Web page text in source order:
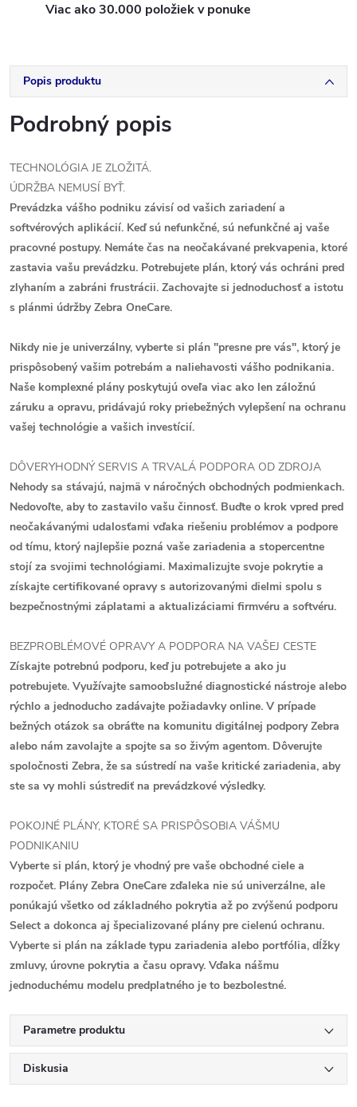
Viac ako 30.000 položiek v ponuke
Popis produktu
Podrobný popis
TECHNOLÓGIA JE ZLOŽITÁ.
ÚDRŽBA NEMUSÍ BYŤ.
Prevádzka vášho podniku závisí od vašich zariadení a
softvérových aplikácií. Keď sú nefunkčné, sú nefunkčné aj vaše
pracovné postupy. Nemáte čas na neočakávané prekvapenia, ktoré
zastavia vašu prevádzku. Potrebujete plán, ktorý vás ochráni pred
zlyhaním a zabráni frustrácii. Zachovajte si jednoduchosť a istotu
s plánmi údržby Zebra OneCare.
Nikdy nie je univerzálny, vyberte si plán "presne pre vás", ktorý je
prispôsobený vašim potrebám a naliehavosti vášho podnikania.
Naše komplexné plány poskytujú oveľa viac ako len záložnú
záruku a opravu, pridávajú roky priebežných vylepšení na ochranu
vašej technológie a vašich investícií.
DÔVERYHODNÝ SERVIS A TRVALÁ PODPORA OD ZDROJA
Nehody sa stávajú, najmä v náročných obchodných podmienkach.
Nedovoľte, aby to zastavilo vašu činnosť. Buďte o krok vpred pred
neočakávanými udalosťami vďaka riešeniu problémov a podpore
od tímu, ktorý najlepšie pozná vaše zariadenia a stopercentne
stojí za svojimi technológiami. Maximalizujte svoje pokrytie a
získajte certifikované opravy s autorizovanými dielmi spolu s
bezpečnostnými záplatami a aktualizáciami firmvéru a softvéru.
BEZPROBLÉMOVÉ OPRAVY A PODPORA NA VAŠEJ CESTE
Získajte potrebnú podporu, keď ju potrebujete a ako ju
potrebujete. Využívajte samoobslužné diagnostické nástroje alebo
rýchlo a jednoducho zadávajte požiadavky online. V prípade
bežných otázok sa obráťte na komunitu digitálnej podpory Zebra
alebo nám zavolajte a spojte sa so živým agentom. Dôverujte
spoločnosti Zebra, že sa sústredí na vaše kritické zariadenia, aby
ste sa vy mohli sústrediť na prevádzkové výsledky.
POKOJNÉ PLÁNY, KTORÉ SA PRISPÔSOBIA VÁŠMU
PODNIKANIU
Vyberte si plán, ktorý je vhodný pre vaše obchodné ciele a
rozpočet. Plány Zebra OneCare zďaleka nie sú univerzálne, ale
ponúkajú všetko od základného pokrytia až po zvýšenú podporu
Select a dokonca aj špecializované plány pre cielenú ochranu.
Vyberte si plán na základe typu zariadenia alebo portfólia, dĺžky
zmluvy, úrovne pokrytia a času opravy. Vďaka nášmu
jednoduchému modelu predplatného je to bezbolestné.
Parametre produktu
Diskusia